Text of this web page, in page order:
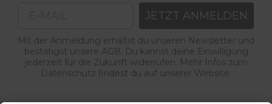
JETZT ANMELDEN
Mit der Anmeldung erhältst du unseren Newsletter und
bestätigst unsere AGB. Du kannst deine Einwilligung
jederzeit für die Zukunft widerrufen. Mehr Infos zum
Datenschutz findest du auf unserer Website.